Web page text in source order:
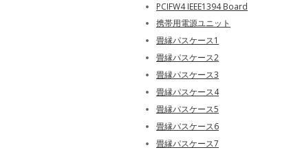
PCIFW4 IEEE1394 Board
携帯用電源ユニット
畳縁パスケース1
畳縁パスケース2
畳縁パスケース3
畳縁パスケース4
畳縁パスケース5
畳縁パスケース6
畳縁パスケース7